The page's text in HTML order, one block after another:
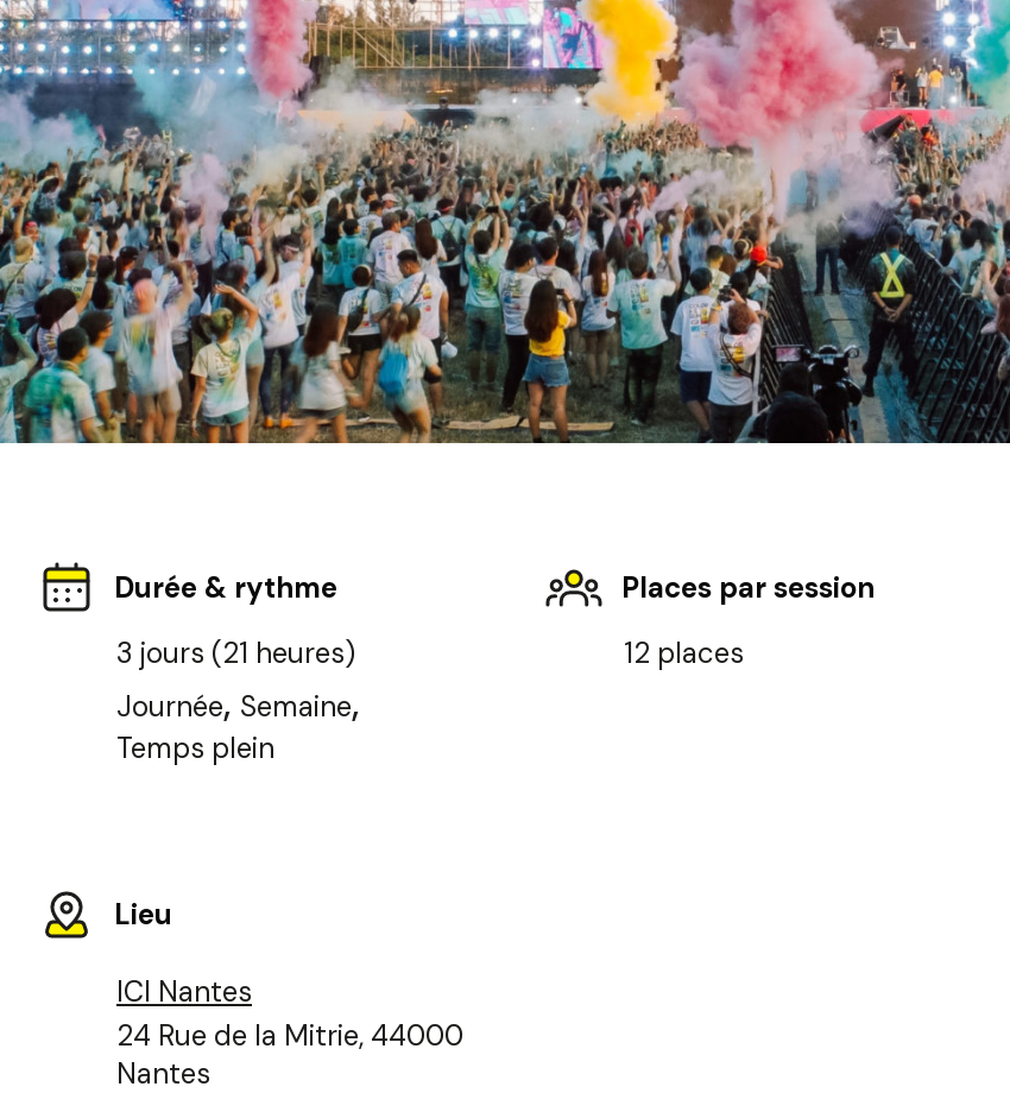
Durée & rythme
3 jours (21 heures)
Journée, Semaine,
Temps plein
Places par session
12 places
Lieu
ICI Nantes
24 Rue de la Mitrie, 44000
Nantes